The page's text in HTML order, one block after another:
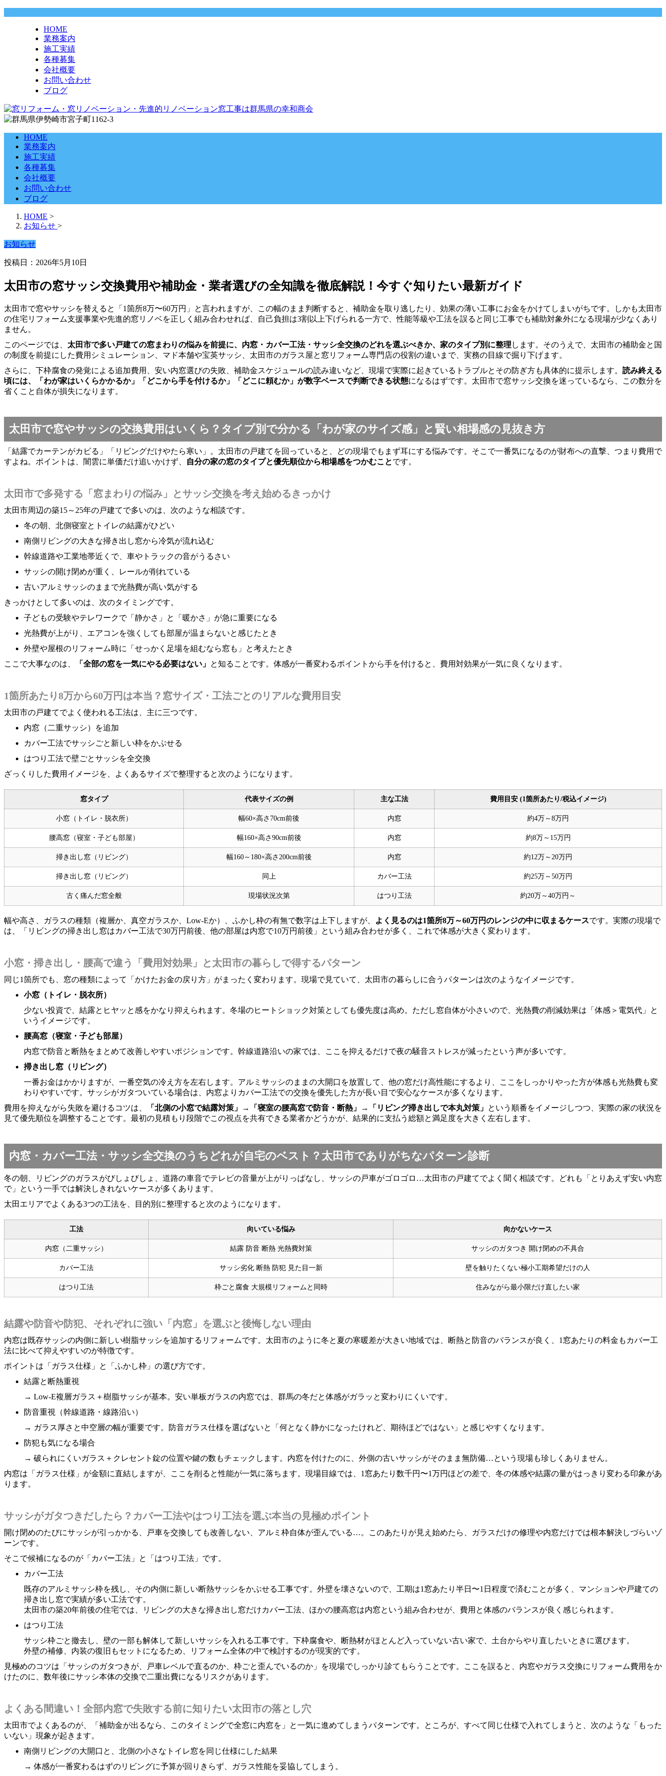
HOME
業務案内
施工実績
各種募集
会社概要
お問い合わせ
ブログ
HOME
業務案内
施工実績
各種募集
会社概要
お問い合わせ
ブログ
HOME >
お知らせ >
お知らせ
投稿日：2026年5月10日
太田市の窓サッシ交換費用や補助金・業者選びの全知識を徹底解説！今すぐ知りたい最新ガイド
太田市で窓やサッシを替えると「1箇所8万〜60万円」と言われますが、この幅のまま判断すると、補助金を取り逃したり、効果の薄い工事にお金をかけてしまいがちです。しかも太田市
の住宅リフォーム支援事業や先進的窓リノベを正しく組み合わせれば、自己負担は3割以上下げられる一方で、性能等級や工法を誤ると同じ工事でも補助対象外になる現場が少なくあり
ません。
このページでは、 太田市で多い戸建ての窓まわりの悩みを前提に、内窓・カバー工法・サッシ全交換のどれを選ぶべきか、家のタイプ別に整理 します。そのうえで、太田市の補助金と国
の制度を前提にした費用シミュレーション、マド本舗や宝英サッシ、太田市のガラス屋と窓リフォーム専門店の役割の違いまで、実務の目線で掘り下げます。
さらに、下枠腐食の発覚による追加費用、安い内窓選びの失敗、補助金スケジュールの読み違いなど、現場で実際に起きているトラブルとその防ぎ方も具体的に提示します。 読み終える
頃には、「わが家はいくらかかるか」「どこから手を付けるか」「どこに頼むか」が数字ベースで判断できる状態になるはずです。太田市で窓サッシ交換を迷っているなら、この数分を
省くこと自体が損失になります。
太田市で窓やサッシの交換費用はいくら？タイプ別で分かる「わが家のサイズ感」と賢い相場感の見抜き方
「結露でカーテンがカビる」「リビングだけやたら寒い」。太田市の戸建てを回っていると、どの現場でもまず耳にする悩みです。そこで一番気になるのが財布への直撃、つまり費用で
すよね。ポイントは、闇雲に単価だけ追いかけず、
自分の家の窓のタイプと優先順位から相場感をつかむことです。
太田市で多発する「窓まわりの悩み」とサッシ交換を考え始めるきっかけ
太田市周辺の築15～25年の戸建てで多いのは、次のような相談です。
冬の朝、北側寝室とトイレの結露がひどい
南側リビングの大きな掃き出し窓から冷気が流れ込む
幹線道路や工業地帯近くで、車やトラックの音がうるさい
サッシの開け閉めが重く、レールが削れている
古いアルミサッシのままで光熱費が高い気がする
きっかけとして多いのは、次のタイミングです。
子どもの受験やテレワークで「静かさ」と「暖かさ」が急に重要になる
光熱費が上がり、エアコンを強くしても部屋が温まらないと感じたとき
外壁や屋根のリフォーム時に「せっかく足場を組むなら窓も」と考えたとき
ここで大事なのは、
「全部の窓を一気にやる必要はない」 と知ることです。体感が一番変わるポイントから手を付けると、費用対効果が一気に良くなります。
1箇所あたり8万から60万円は本当？窓サイズ・工法ごとのリアルな費用目安
太田市の戸建てでよく使われる工法は、主に三つです。
内窓（二重サッシ）を追加
カバー工法でサッシごと新しい枠をかぶせる
はつり工法で壁ごとサッシを全交換
ざっくりした費用イメージを、よくあるサイズで整理すると次のようになります。
窓タイプ 代表サイズの例 主な工法 費用目安 (1箇所あたり/税込イメージ)
小窓（トイレ・脱衣所） 幅60×高さ70cm前後 内窓 約4万～8万円
腰高窓（寝室・子ども部屋） 幅160×高さ90cm前後 内窓 約8万～15万円
掃き出し窓（リビング） 幅160～180×高さ200cm前後 内窓 約12万～20万円
掃き出し窓（リビング） 同上 カバー工法 約25万～50万円
古く痛んだ窓全般 現場状況次第 はつり工法 約20万～40万円～
幅や高さ、ガラスの種類（複層か、真空ガラスか、Low-Eか）、ふかし枠の有無で数字は上下しますが、 よく見るのは1箇所8万～60万円のレンジの中に収まるケースです。実際の現場で
は、「リビングの掃き出し窓はカバー工法で30万円前後、他の部屋は内窓で10万円前後」という組み合わせが多く、これで体感が大きく変わります。
小窓・掃き出し・腰高で違う「費用対効果」と太田市の暮らしで得するパターン
同じ1箇所でも、窓の種類によって「かけたお金の戻り方」がまったく変わります。現場で見ていて、太田市の暮らしに合うパターンは次のようなイメージです。
小窓（トイレ・脱衣所）
少ない投資で、結露とヒヤッと感をかなり抑えられます。冬場のヒートショック対策としても優先度は高め。ただし窓自体が小さいので、光熱費の削減効果は「体感＞電気代」と
いうイメージです。
腰高窓（寝室・子ども部屋）
内窓で防音と断熱をまとめて改善しやすいポジションです。幹線道路沿いの家では、ここを抑えるだけで夜の騒音ストレスが減ったという声が多いです。
掃き出し窓（リビング）
一番お金はかかりますが、一番空気の冷え方を左右します。アルミサッシのままの大開口を放置して、他の窓だけ高性能にするより、ここをしっかりやった方が体感も光熱費も変
わりやすいです。サッシがガタついている場合は、内窓よりカバー工法での交換を優先した方が長い目で安心なケースが多くなります。
費用を抑えながら失敗を避けるコツは、
「北側の小窓で結露対策」→「寝室の腰高窓で防音・断熱」→「リビング掃き出しで本丸対策」 という順番をイメージしつつ、実際の家の状況を
見て優先順位を調整することです。最初の見積もり段階でこの視点を共有できる業者かどうかが、結果的に支払う総額と満足度を大きく左右します。
内窓・カバー工法・サッシ全交換のうちどれが自宅のベスト？太田市でありがちなパターン診断
冬の朝、リビングのガラスがびしょびしょ、道路の車音でテレビの音量が上がりっぱなし、サッシの戸車がゴロゴロ…太田市の戸建てでよく聞く相談です。どれも「とりあえず安い内窓
で」という一手では解決しきれないケースが多くあります。
太田エリアでよくある3つの工法を、目的別に整理すると次のようになります。
工法 向いている悩み 向かないケース
内窓（二重サッシ） 結露 防音 断熱 光熱費対策 サッシのガタつき 開け閉めの不具合
カバー工法 サッシ劣化 断熱 防犯 見た目一新 壁を触りたくない極小工期希望だけの人
はつり工法 枠ごと腐食 大規模リフォームと同時 住みながら最小限だけ直したい家
結露や防音や防犯、それぞれに強い「内窓」を選ぶと後悔しない理由
内窓は既存サッシの内側に新しい樹脂サッシを追加するリフォームです。太田市のように冬と夏の寒暖差が大きい地域では、断熱と防音のバランスが良く、1窓あたりの料金もカバー工
法に比べて抑えやすいのが特徴です。
ポイントは「ガラス仕様」と「ふかし枠」の選び方です。
結露と断熱重視
→ Low-E複層ガラス＋樹脂サッシが基本。安い単板ガラスの内窓では、群馬の冬だと体感がガラッと変わりにくいです。
防音重視（幹線道路・線路沿い）
→ ガラス厚さと中空層の幅が重要です。防音ガラス仕様を選ばないと「何となく静かになったけれど、期待ほどではない」と感じやすくなります。
防犯も気になる場合
→ 破られにくいガラス＋クレセント錠の位置や鍵の数もチェックします。内窓を付けたのに、外側の古いサッシがそのまま無防備…という現場も珍しくありません。
内窓は「ガラス仕様」が金額に直結しますが、ここを削ると性能が一気に落ちます。現場目線では、1窓あたり数千円〜1万円ほどの差で、冬の体感や結露の量がはっきり変わる印象があ
ります。
サッシがガタつきだしたら？カバー工法やはつり工法を選ぶ本当の見極めポイント
開け閉めのたびにサッシが引っかかる、戸車を交換しても改善しない、アルミ枠自体が歪んでいる…。このあたりが見え始めたら、ガラスだけの修理や内窓だけでは根本解決しづらいゾ
ーンです。
そこで候補になるのが「カバー工法」と「はつり工法」です。
カバー工法
既存のアルミサッシ枠を残し、その内側に新しい断熱サッシをかぶせる工事です。外壁を壊さないので、工期は1窓あたり半日〜1日程度で済むことが多く、マンションや戸建ての
掃き出し窓で実績が多い工法です。
太田市の築20年前後の住宅では、リビングの大きな掃き出し窓だけカバー工法、ほかの腰高窓は内窓という組み合わせが、費用と体感のバランスが良く感じられます。
はつり工法
サッシ枠ごと撤去し、壁の一部も解体して新しいサッシを入れる工事です。下枠腐食や、断熱材がほとんど入っていない古い家で、土台からやり直したいときに選びます。
外壁の補修、内装の復旧もセットになるため、リフォーム全体の中で検討するのが現実的です。
見極めのコツは「サッシのガタつきが、戸車レベルで直るのか、枠ごと歪んでいるのか」を現場でしっかり診てもらうことです。ここを誤ると、内窓やガラス交換にリフォーム費用をか
けたのに、数年後にサッシ本体の交換で二重出費になるリスクがあります。
よくある間違い！全部内窓で失敗する前に知りたい太田市の落とし穴
太田市でよくあるのが、「補助金が出るなら、このタイミングで全窓に内窓を」と一気に進めてしまうパターンです。ところが、すべて同じ仕様で入れてしまうと、次のような「もった
いない」現象が起きます。
南側リビングの大開口と、北側の小さなトイレ窓を同じ仕様にした結果
→ 体感が一番変わるはずのリビングに予算が回りきらず、ガラス性能を妥協してしまう。